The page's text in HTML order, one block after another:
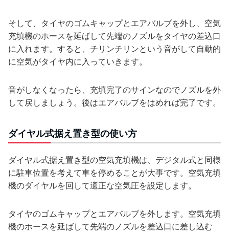
そして、タイヤのゴムキャップとエアバルブを外し、空気
充填機のホースを延ばして先端のノズルをタイヤの差込口
に入れます。すると、チリンチリンという音がして自動的
に空気がタイヤ内に入っていきます。
音がしなくなったら、充填完了のサインなのでノズルを外
して戻しましょう。後はエアバルブをはめれば完了です。
ダイヤル式据え置き型の使い方
ダイヤル式据え置き型の空気充填機は、デジタル式と同様
に駐車位置を考えて車を停めることが大事です。空気充填
機のダイヤルを回して適正な空気圧を設定します。
タイヤのゴムキャップとエアバルブを外します。空気充填
機のホースを延ばして先端のノズルを差込口に差し込む